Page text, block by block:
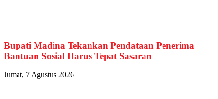
Bupati Madina Tekankan Pendataan Penerima
Bantuan Sosial Harus Tepat Sasaran
Jumat, 7 Agustus 2026